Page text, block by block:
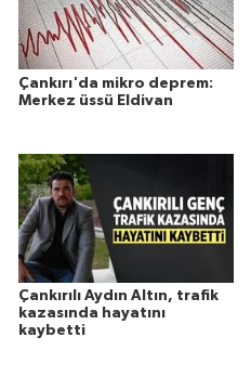
Çankırı'da mikro deprem:
Merkez üssü Eldivan
Çankırılı Aydın Altın, trafik
kazasında hayatını
kaybetti